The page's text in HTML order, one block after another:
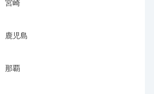
宮崎
鹿児島
那覇